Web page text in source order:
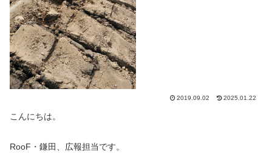
2019.09.02 2025.01.22
こんにちは。
RooF・鎌田、広報担当です。